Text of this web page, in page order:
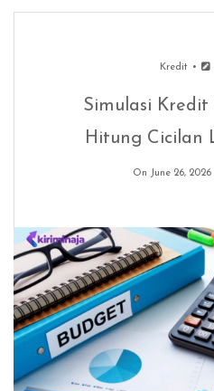
Kredit
Simulasi
Hitung Cicilan
On June 26, 2026